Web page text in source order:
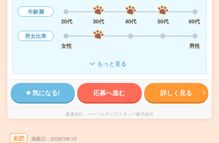
年齢層
20代
30代 40代 50代
60代
男女比率
女性
男性
もっと見る
気になる! 応募へ進む 詳しく見る
派遣会社 パーソルテンプスタッフ株式会社
未読 掲載日 2026/08/10